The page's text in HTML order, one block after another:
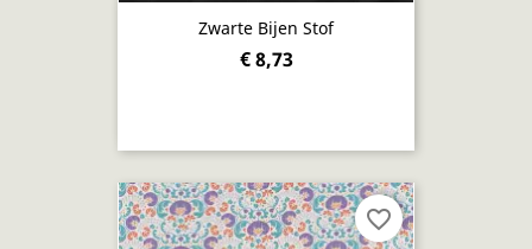
Zwarte Bijen Stof
€ 8,73
favorite_border